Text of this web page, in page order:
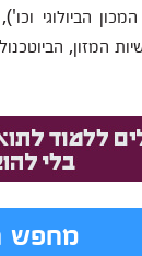
הביולוגי
המזון,
מחפש